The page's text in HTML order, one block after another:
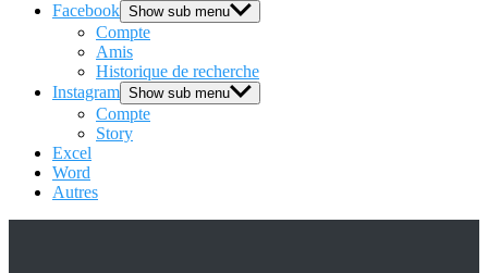
Facebook Show sub menu
Compte
Amis
Historique de recherche
Instagram Show sub menu
Compte
Story
Excel
Word
Autres